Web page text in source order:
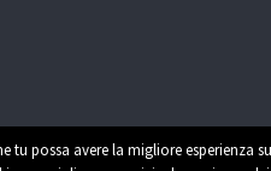
tu possa avere la migliore esperienza